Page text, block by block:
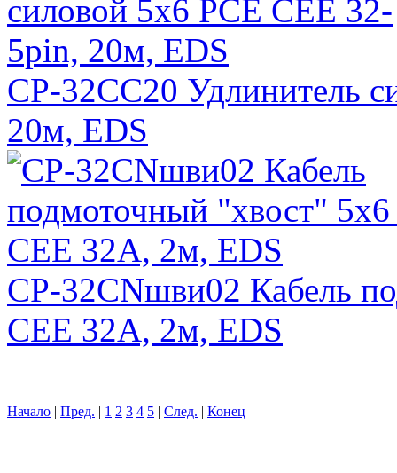
CP-32CC20 Удлинитель
20м, EDS
CP-32CNшви02 Кабель
CEE 32А, 2м, EDS
Начало | Пред. | 1 2 3 4 5 | След. | Конец